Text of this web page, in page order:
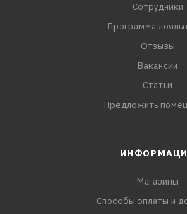
Сотрудники
Программа
Отзывы
Вакансии
Статьи
Предложить
Магазины
Способы оплаты и